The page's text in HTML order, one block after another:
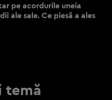
pe acordurile uneia
ale sale. Ce piesă a ales
temă